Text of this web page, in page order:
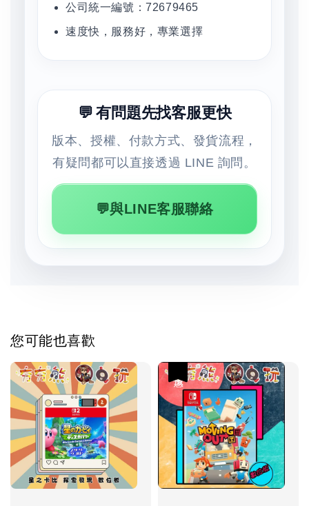
公司統一編號：72679465
速度快，服務好，專業選擇
💬 有問題先找客服更快
版本、授權、付款方式、發貨流程，
有疑問都可以直接透過 LINE 詢問。
💬與LINE客服聯絡
您可能也喜歡